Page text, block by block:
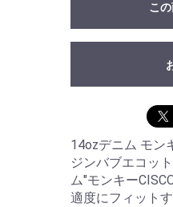
こ
14ozデニム モン
ジンバブエコッ
ム"モンキー
適度にフィット